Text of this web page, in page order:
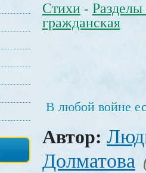
Стихи - Разделы
гражданская
В любой войне
Автор:
Долматова